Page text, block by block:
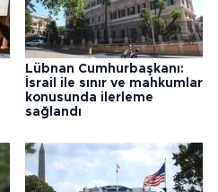
Lübnan Cumhurbaşkanı:
İsrail ile sınır ve mahkumlar
konusunda ilerleme
sağlandı